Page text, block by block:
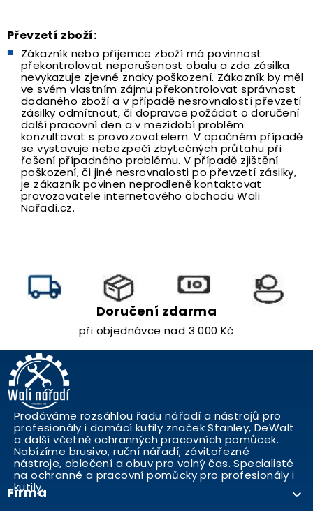
Převzetí zboží:
Zákazník nebo příjemce zboží má povinnost
překontrolovat neporušenost obalu a zda zásilka
nevykazuje zjevné znaky poškození. Zákazník by měl
ve svém vlastním zájmu překontrolovat správnost
dodaného zboží a v případě nesrovnalostí převzetí
zásilky odmítnout, či dopravce požádat o doručení
další pracovní den a v mezidobí problém
konzultovat s provozovatelem. V opačném případě
se vystavuje nebezpečí zbytečných průtahu při
řešení případného problému. V případě zjištění
poškození, či jiné nesrovnalosti po převzetí zásilky,
je zákazník povinen neprodleně kontaktovat
provozovatele internetového obchodu Wali
Nařadí.cz.
Doručení zdarma
při objednávce nad 3 000 Kč
Prodáváme rozsáhlou řadu nářadí a nástrojů pro
profesionály i domácí kutily značek Stanley, DeWalt
a další včetně ochranných pracovních pomůcek.
Nabízíme brusivo, ruční nářadí, závitořezné
nástroje, oblečení a obuv pro volný čas. Specialisté
na ochranné a pracovní pomůcky pro profesionály i
kutily..
Firma 